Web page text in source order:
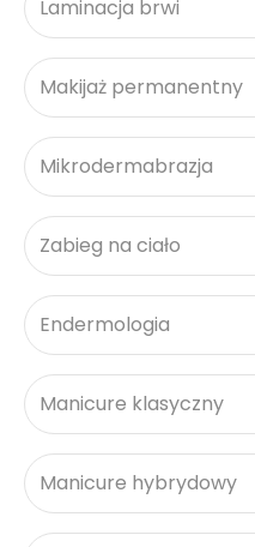
Laminacja brwi
Makijaż permanentny
Mikrodermabrazja
Zabieg na ciało
Endermologia
Manicure klasyczny
Manicure hybrydowy